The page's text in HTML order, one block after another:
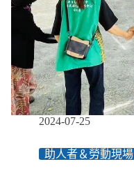
促
轉
型，
恐
2024-07-25
助人者＆勞動現場